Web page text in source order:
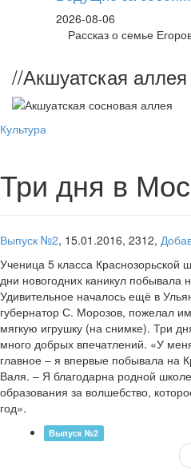
2026-08-06
Рассказ о семье
//Акшуатская аллея
Культура
Три дня в
Выпуск №2, 15.01.2016, 2312,
Ученица 5 класса Краснозорьской
дни новогодних каникул побывала
Удивительное началось ещё в
губернатор С. Морозов, пожелал
мягкую игрушку (на снимке). Три
много добрых впечатлений. «У
главное – я впервые побывала на
Валя. – Я благодарна родной
образования за волшебство,
год».
Выпуск №2